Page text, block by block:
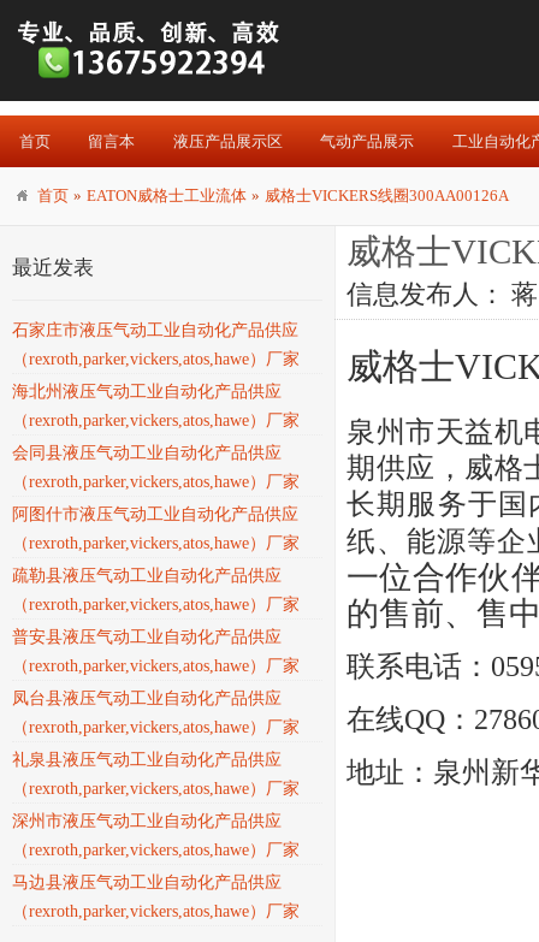
首页 留言本 液压产品展示区 气动产品展示 工业自动化
首页 » EATON威格士工业流体 » 威格士VICKERS线圈300AA00126A
最近发表
石家庄市液压气动工业自动化产品供应
（rexroth,parker,vickers,atos,hawe）厂家
海北州液压气动工业自动化产品供应
（rexroth,parker,vickers,atos,hawe）厂家
会同县液压气动工业自动化产品供应
（rexroth,parker,vickers,atos,hawe）厂家
阿图什市液压气动工业自动化产品供应
（rexroth,parker,vickers,atos,hawe）厂家
疏勒县液压气动工业自动化产品供应
（rexroth,parker,vickers,atos,hawe）厂家
普安县液压气动工业自动化产品供应
（rexroth,parker,vickers,atos,hawe）厂家
凤台县液压气动工业自动化产品供应
（rexroth,parker,vickers,atos,hawe）厂家
礼泉县液压气动工业自动化产品供应
（rexroth,parker,vickers,atos,hawe）厂家
深州市液压气动工业自动化产品供应
（rexroth,parker,vickers,atos,hawe）厂家
马边县液压气动工业自动化产品供应
（rexroth,parker,vickers,atos,hawe）厂家
威格士
信息发布人： 蒋
威格士
泉州市天益机
期供应，威格
长期服务于国
纸、能源等企
一位合作伙
的售前、售
联系电话：
在线QQ：
地址：泉州新